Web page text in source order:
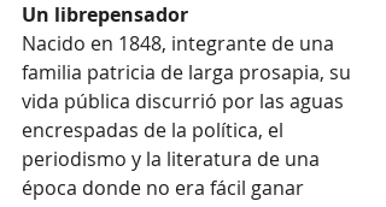
Un librepensador
Nacido en 1848, integrante de una
familia patricia de larga prosapia, su
vida pública discurrió por las aguas
encrespadas de la política, el
periodismo y la literatura de una
época donde no era fácil ganar